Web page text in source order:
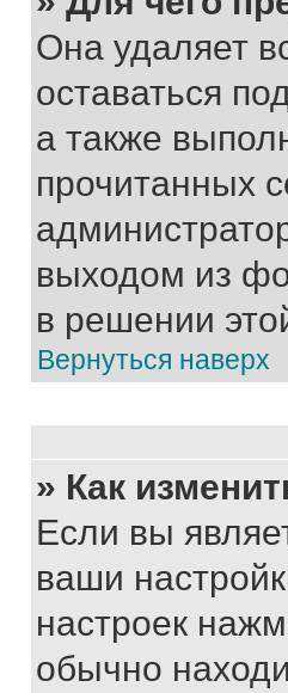
Она удаляет
оставаться
а также
прочитанных
выходом из
в решении
Вернуться наверх
» Как
Если вы
ваши
настроек
обычно